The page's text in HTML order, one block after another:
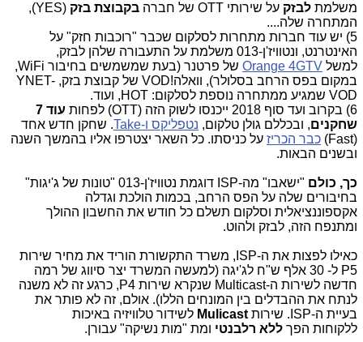
משלמת לבזק על שירותי OTT של חברה בקבוצת בזק
(YES),
המתחרה שלה....
5) יש עוד חברות מתחרות לסלקום שכבר "רוכבות חזק" על
האינטרנט, ונטוויז'ן-013 משלמת על התעבורה שלהן לבזק,
למשל Orange 4GTV
של פרטנר (בעת שמשמשים בחיבור WiFi,
במקום בפס הרחב בסלולר), וואלה!VOD של קבוצת בזק, YNET-
VOD שמגיע ממתחרה נוספת לסלקום: HOT, ועוד.
6) בקרוב ועד סוף 2018 ייכנסו לשוק הזה (OTT) לפחות
עוד 7
שחקנים, ובכללם גולן טלקום, נטפליקס ו-Take
. שחקן חדש אחד
(Fast)
כבר הכריזעל כניסתו. כל השאר יצטרפו אליו בהמשך השנה
ובשנים הבאות.
כך, כולם
"ישאבו" מה-ISP דוגמת נטוויז'ן-013 "טונות של ג'יגות"
בחיבורים שלה על הפס הרחב, בכמות הולכת וגדלה
אקספוננציאלית וסלקום תשלם כל חודש את החשבון ההולך
ומתנפח הזה, לבזק ולהוט.
כאילו לפצות את ה-ISP, משרד התקשורת הוריד את מחיר שירות
P5 ל- 30 אלף ש"ח לג'יגה (למעשה המשרד יצר סיווג של רמה
חדשה לשירות ה-Multicast שנקרא שירות P4, כרגע זה לא משנה
לנתח את ההבדלים בין המונחים הללו). אולם, זה לא פותר את
בעיית ה-ISP. שירות
Mulicast לשידור טלוויזיה באיכות
ללקוחות הפך ללא רלבנטיומת "מות נשיקה" עבורן.